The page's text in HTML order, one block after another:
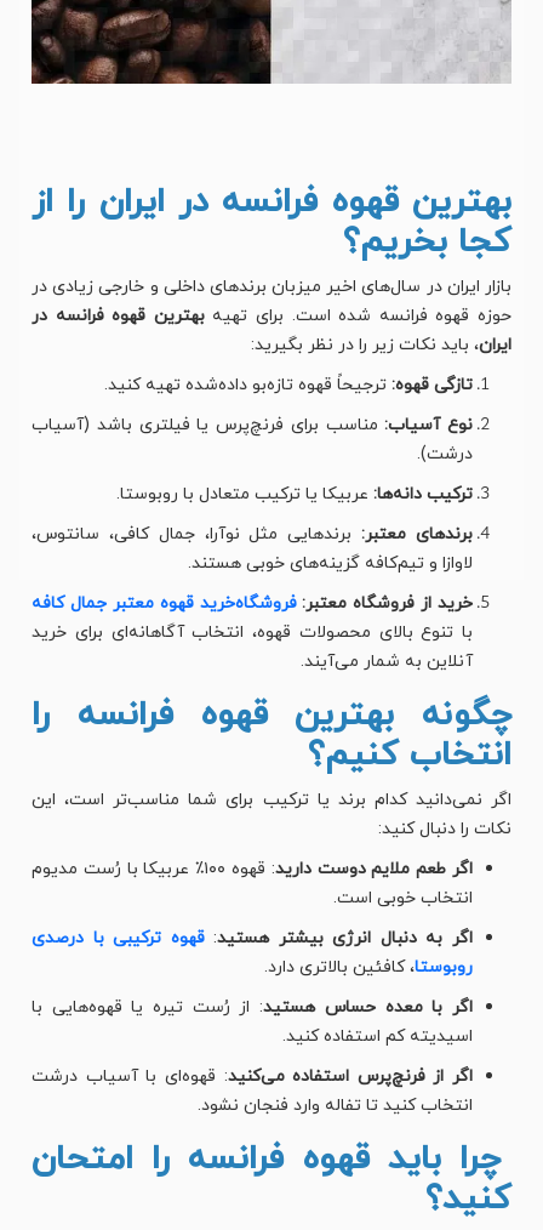
بهترین قهوه فرانسه در ایران را از
کجا بخریم؟
بازار ایران در سال‌های اخیر میزبان برندهای داخلی و خارجی زیادی در
حوزه قهوه فرانسه شده است. برای تهیهبهترین قهوه فرانسه در
ایران، باید نکات زیر را در نظر بگیرید:
تازگی قهوه: ترجیحاً قهوه تازه‌بو داده‌شده تهیه کنید.
نوع آسیاب: مناسب برای فرنچ‌پرس یا فیلتری باشد (آسیاب
درشت).
ترکیب دانه‌ها: عربیکا یا ترکیب متعادل با روبوستا.
برندهای معتبر: برندهایی مثل نوآرا، جمال کافی، سانتوس،
لاوازا و تیم‌کافه گزینه‌های خوبی هستند.
خرید از فروشگاه معتبر: فروشگاه‌خرید قهوه معتبر جمال کافه
با تنوع بالای محصولات قهوه، انتخاب آگاهانه‌ای برای خرید
آنلاین به شمار می‌آیند.
چگونه بهترین قهوه فرانسه را
انتخاب کنیم؟
اگر نمی‌دانید کدام برند یا ترکیب برای شما مناسب‌تر است، این
نکات را دنبال کنید:
اگر طعم ملایم دوست دارید
: قهوه ۱۰۰٪ عربیکا با رُست مدیوم
انتخاب خوبی است.
اگر به دنبال انرژی بیشتر هستید:قهوه ترکیبی با درصدی
روبوستا، کافئین بالاتری دارد.
اگر با معده حساس هستید: از رُست تیره یا قهوه‌هایی با
اسیدیته کم استفاده کنید.
اگر از فرنچ‌پرس استفاده می‌کنید: قهوه‌ای با آسیاب درشت
انتخاب کنید تا تفاله وارد فنجان نشود.
چرا باید قهوه فرانسه را امتحان
کنید؟